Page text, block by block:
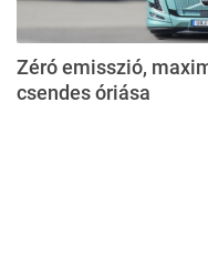
Zéró emisszió,
csendes óriása